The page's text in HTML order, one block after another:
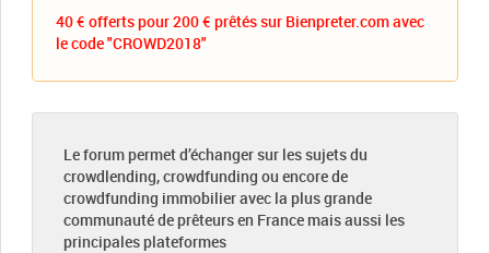
40 € offerts pour 200 € prêtés sur Bienpreter.com avec
le code "CROWD2018"
Le forum permet d’échanger sur les sujets du
crowdlending, crowdfunding ou encore de
crowdfunding immobilier avec la plus grande
communauté de prêteurs en France mais aussi les
principales plateformes